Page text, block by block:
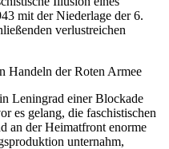
mit der Niederlage der 6.
verlustreichen
Handeln der Roten Armee
Leningrad einer Blockade
es gelang, die faschistischen
an der Heimatfront enorme
unternahm,